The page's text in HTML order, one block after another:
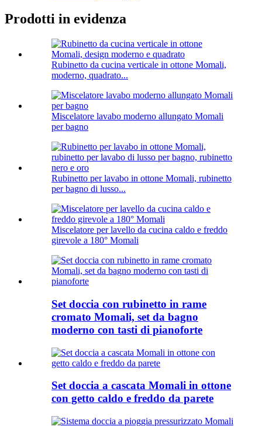
Prodotti in evidenza
Rubinetto da cucina verticale in ottone Momali,
moderno, quadrato...
Miscelatore lavabo moderno allungato Momali
per bagno
Rubinetto per lavabo in ottone Momali, rubinetto
per bagno di lusso...
Miscelatore per lavello da cucina caldo e freddo
girevole a 180° Momali
Set doccia con rubinetto in rame
cromato Momali, set da bagno
moderno con tasti di pianoforte
Set doccia a cascata Momali in ottone
con getto caldo e freddo da parete